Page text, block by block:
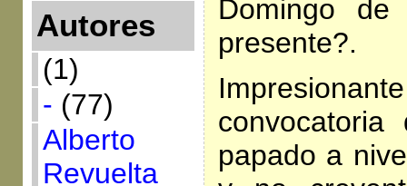
Autores
(1)
- (77)
Alberto
Revuelta
Domingo
presente?.
papado a